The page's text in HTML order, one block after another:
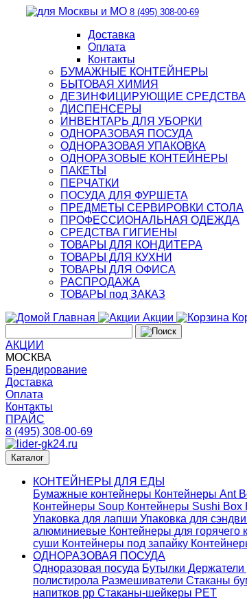
8 (495) 308-00-69
Доставка
Оплата
Контакты
БУМАЖНЫЕ КОНТЕЙНЕРЫ
БЫТОВАЯ ХИМИЯ
ДЕЗИНФИЦИРУЮЩИЕ СРЕДСТВА
ДИСПЕНСЕРЫ
ИНВЕНТАРЬ ДЛЯ УБОРКИ
ОДНОРАЗОВАЯ ПОСУДА
ОДНОРАЗОВАЯ УПАКОВКА
ОДНОРАЗОВЫЕ КОНТЕЙНЕРЫ
ПАКЕТЫ
ПЕРЧАТКИ
ПОСУДА ДЛЯ ФУРШЕТА
ПРЕДМЕТЫ СЕРВИРОВКИ СТОЛА
ПРОФЕССИОНАЛЬНАЯ ОДЕЖДА
СРЕДСТВА ГИГИЕНЫ
ТОВАРЫ ДЛЯ КОНДИТЕРА
ТОВАРЫ ДЛЯ КУХНИ
ТОВАРЫ ДЛЯ ОФИСА
РАСПРОДАЖА
ТОВАРЫ под ЗАКАЗ
Главная
Акции
АКЦИИ
МОСКВА
Брендирование
Доставка
Оплата
Контакты
ПРАЙС
8 (495) 308-00-69
Каталог
КОНТЕЙНЕРЫ ДЛЯ ЕДЫ
Бумажные контейнеры Контейнеры Ant
Контейнеры Soup Контейнеры Sushi Box
Упаковка для лапши Упаковка для
алюминиевые Контейнеры для горячего
суши Контейнеры под запайку
ОДНОРАЗОВАЯ ПОСУДА
Одноразовая посуда Бутылки Держатели
полистирола Размешиватели Стаканы
напитков pp Стаканы-шейкеры PET